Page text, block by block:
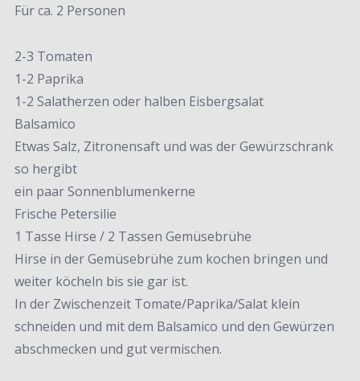
Für ca. 2 Personen
2-3 Tomaten
1-2 Paprika
1-2 Salatherzen oder halben Eisbergsalat
Balsamico
Etwas Salz, Zitronensaft und was der Gewürzschrank
so hergibt
ein paar Sonnenblumenkerne
Frische Petersilie
1 Tasse Hirse / 2 Tassen Gemüsebrühe
Hirse in der Gemüsebrühe zum kochen bringen und
weiter köcheln bis sie gar ist.
In der Zwischenzeit Tomate/Paprika/Salat klein
schneiden und mit dem Balsamico und den Gewürzen
abschmecken und gut vermischen.